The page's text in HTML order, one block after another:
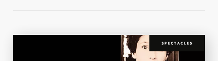
SPECTACLES